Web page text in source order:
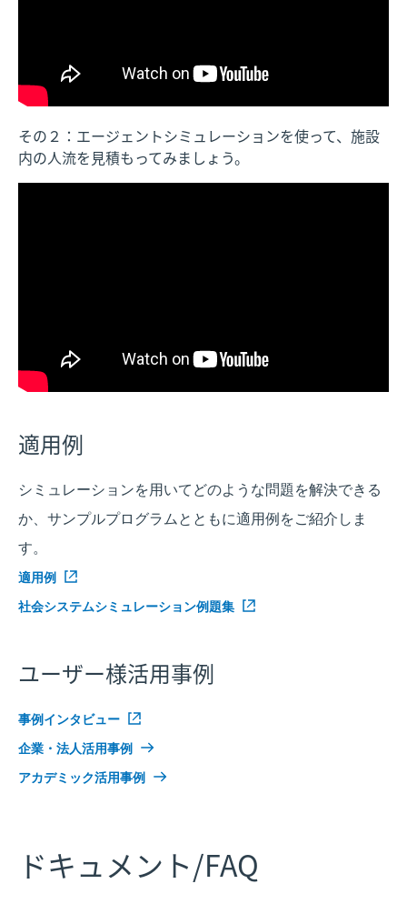
その２：エージェントシミュレーションを使って、施設
内の人流を見積もってみましょう。
適用例
シミュレーションを用いてどのような問題を解決できる
か、サンプルプログラムとともに適用例をご紹介しま
す。
適用例
社会システムシミュレーション例題集
ユーザー様活用事例
事例インタビュー
企業・法人活用事例
アカデミック活用事例
ドキュメント/FAQ